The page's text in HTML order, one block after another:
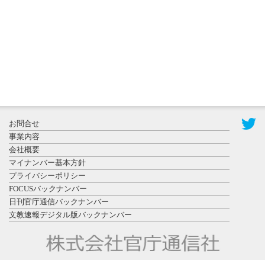
登録有形文
化財となっ
た東北大植
物園八...
お問合せ
事業内容
会社概要
マイナンバー基本方針
プライバシーポリシー
FOCUSバックナンバー
日刊官庁通信バックナンバー
文教速報デジタル版バックナンバー